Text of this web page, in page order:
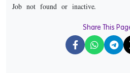
Job not found or inactive.
Share This